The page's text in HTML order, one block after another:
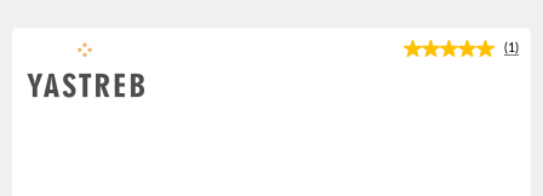
зображення
продуктів
(1)